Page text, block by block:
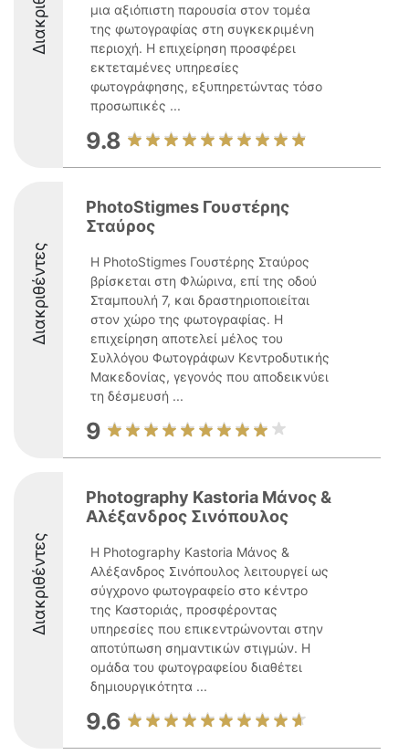
μια αξιόπιστη παρουσία στον τομέα
της φωτογραφίας στη συγκεκριμένη
περιοχή. Η επιχείρηση προσφέρει
εκτεταμένες υπηρεσίες
φωτογράφησης, εξυπηρετώντας τόσο
προσωπικές ...
9.8
Διακριθέντες
PhotoStigmes Γουστέρης
Σταύρος
Η PhotoStigmes Γουστέρης Σταύρος
βρίσκεται στη Φλώρινα, επί της οδού
Σταμπουλή 7, και δραστηριοποιείται
στον χώρο της φωτογραφίας. Η
επιχείρηση αποτελεί μέλος του
Συλλόγου Φωτογράφων Κεντροδυτικής
Μακεδονίας, γεγονός που αποδεικνύει
τη δέσμευσή ...
9
Διακριθέντες
Photography Kastoria Μάνος &
Αλέξανδρος Σινόπουλος
Η Photography Kastoria Μάνος &
Αλέξανδρος Σινόπουλος λειτουργεί ως
σύγχρονο φωτογραφείο στο κέντρο
της Καστοριάς, προσφέροντας
υπηρεσίες που επικεντρώνονται στην
αποτύπωση σημαντικών στιγμών. Η
ομάδα του φωτογραφείου διαθέτει
δημιουργικότητα ...
9.6